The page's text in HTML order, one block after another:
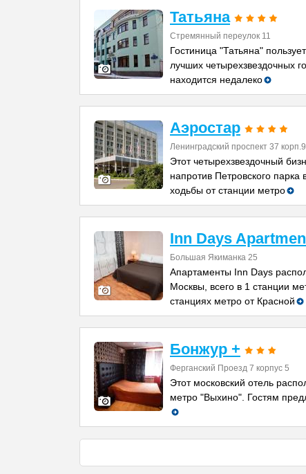
Татьяна
Стремянный переулок 11
Гостиница "Татьяна"
лучших четырехзвездочных
находится недалеко
Аэростар
Ленинградский проспект 37 корп.9
Этот четырехзвездочный
напротив Петровского
ходьбы от станции метро
Inn Days
Большая Якиманка 25
Апартаменты Inn Days
Москвы, всего в 1 станции
станциях метро от Красной
Бонжур +
Ферганский Проезд 7 корпус 5
Этот московский отель
метро "Выхино". Гостям